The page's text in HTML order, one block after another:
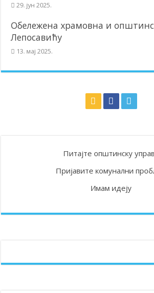
29. јун 2025.
Обележена храмовна и
Лепосавићу
13. мај 2025.
Питајте општинску
Пријавите комунални
Имам идеју